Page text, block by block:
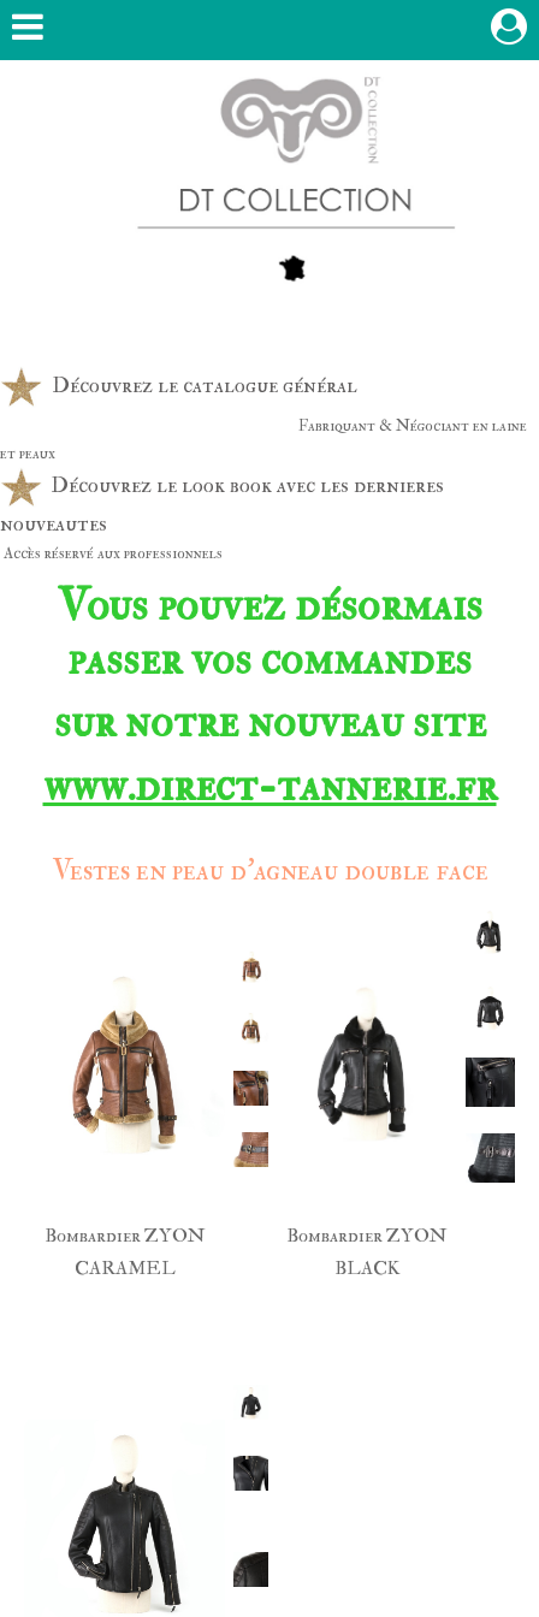
Découvrez le catalogue général
Fabriquant & Négociant en laine
et peaux
Découvrez le look book avec les dernieres
nouveautes
Accès réservé aux professionnels
Vous pouvez désormais
passer vos commandes
sur notre nouveau site
www.direct-tannerie.fr
Vestes en peau d'agneau double face
Bombardier ZYON
CARAMEL
Bombardier ZYON
BLACK